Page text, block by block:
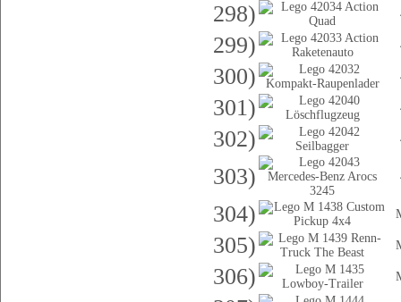
298)
299)
300)
301)
302)
303)
304)
305)
306)